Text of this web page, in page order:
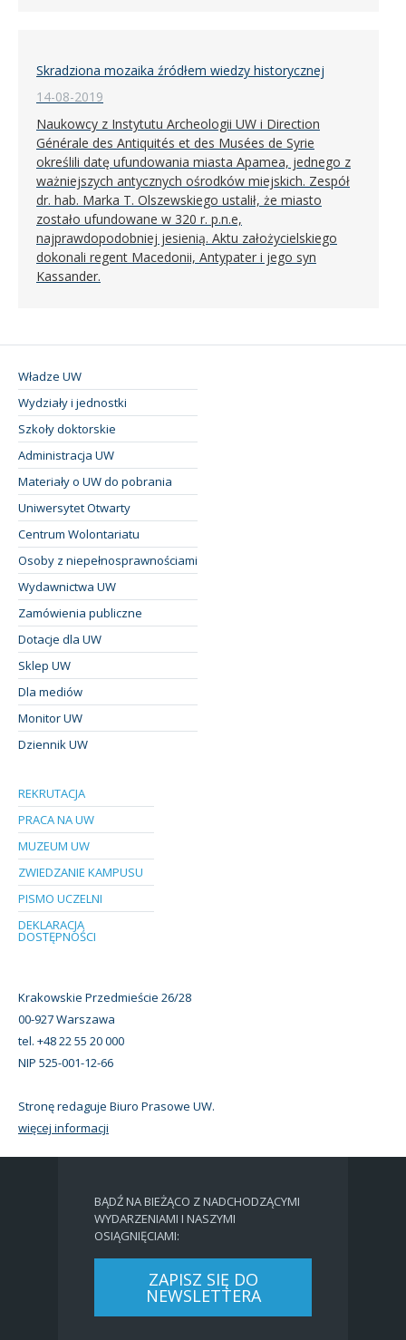
Skradziona mozaika źródłem wiedzy historycznej
14-08-2019
Naukowcy z Instytutu Archeologii UW i Direction
Générale des Antiquités et des Musées de Syrie
określili datę ufundowania miasta Apamea, jednego z
ważniejszych antycznych ośrodków miejskich. Zespół
dr. hab. Marka T. Olszewskiego ustalił, że miasto
zostało ufundowane w 320 r. p.n.e,
najprawdopodobniej jesienią. Aktu założycielskiego
dokonali regent Macedonii, Antypater i jego syn
Kassander.
Władze UW
Wydziały i jednostki
Szkoły doktorskie
Administracja UW
Materiały o UW do pobrania
Uniwersytet Otwarty
Centrum Wolontariatu
Osoby z niepełnosprawnościami
Wydawnictwa UW
Zamówienia publiczne
Dotacje dla UW
Sklep UW
Dla mediów
Monitor UW
Dziennik UW
REKRUTACJA
PRACA NA UW
MUZEUM UW
ZWIEDZANIE KAMPUSU
PISMO UCZELNI
DEKLARACJA
DOSTĘPNOŚCI
Krakowskie Przedmieście 26/28
00-927 Warszawa
tel. +48 22 55 20 000
NIP 525-001-12-66
Stronę redaguje Biuro Prasowe UW.
więcej informacji
BĄDŹ NA BIEŻĄCO Z NADCHODZĄCYMI
WYDARZENIAMI I NASZYMI
OSIĄGNIĘCIAMI:
ZAPISZ SIĘ DO
NEWSLETTERA